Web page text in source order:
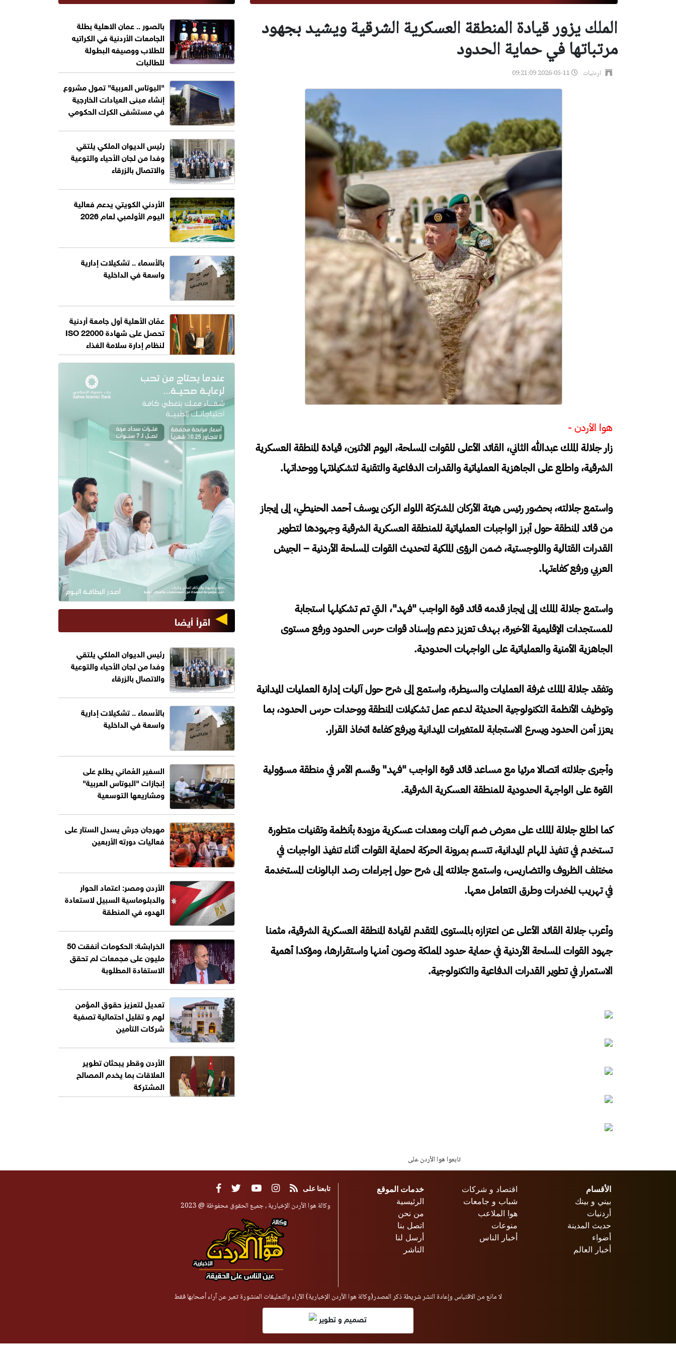
الملك يزور قيادة المنطقة العسكرية الشرقية ويشيد بجهود
مرتباتها في حماية الحدود
اردنيات 2026-05-11 09:21:09
هوا الأردن -
زار جلالة الملك عبدﷲ الثاني، القائد الأعلى للقوات المسلحة، اليوم الاثنين، قيادة المنطقة العسكرية
الشرقية، واطلع على الجاهزية العملياتية والقدرات الدفاعية والتقنية لتشكيلاتها ووحداتها.
واستمع جلالته، بحضور رئيس هيئة الأركان المشتركة اللواء الركن يوسف أحمد الحنيطي، إلى إيجاز
من قائد المنطقة حول أبرز الواجبات العملياتية للمنطقة العسكرية الشرقية وجهودها لتطوير
القدرات القتالية واللوجستية، ضمن الرؤى الملكية لتحديث القوات المسلحة الأردنية – الجيش
العربي ورفع كفاءتها.
واستمع جلالة الملك إلى إيجاز قدمه قائد قوة الواجب "فهد"، التي تم تشكيلها استجابة
للمستجدات الإقليمية الأخيرة، بهدف تعزيز دعم وإسناد قوات حرس الحدود ورفع مستوى
الجاهزية الأمنية والعملياتية على الواجهات الحدودية.
وتفقد جلالة الملك غرفة العمليات والسيطرة، واستمع إلى شرح حول آليات إدارة العمليات الميدانية
وتوظيف الأنظمة التكنولوجية الحديثة لدعم عمل تشكيلات المنطقة ووحدات حرس الحدود، بما
يعزز أمن الحدود ويسرع الاستجابة للمتغيرات الميدانية ويرفع كفاءة اتخاذ القرار.
وأجرى جلالته اتصالا مرئيا مع مساعد قائد قوة الواجب "فهد" وقسم الأمر في منطقة مسؤولية
القوة على الواجهة الحدودية للمنطقة العسكرية الشرقية.
كما اطلع جلالة الملك على معرض ضم آليات ومعدات عسكرية مزودة بأنظمة وتقنيات متطورة
تستخدم في تنفيذ المهام الميدانية، تتسم بمرونة الحركة لحماية القوات أثناء تنفيذ الواجبات في
مختلف الظروف والتضاريس، واستمع جلالته إلى شرح حول إجراءات رصد البالونات المستخدمة
في تهريب المخدرات وطرق التعامل معها.
وأعرب جلالة القائد الأعلى عن اعتزازه بالمستوى المتقدم لقيادة المنطقة العسكرية الشرقية، مثمنا
جهود القوات المسلحة الأردنية في حماية حدود المملكة وصون أمنها واستقرارها، ومؤكدا أهمية
الاستمرار في تطوير القدرات الدفاعية والتكنولوجية.
تابعوا هوا الأردن على
بالصور .. عمان الاهلية بطلة
الجامعات الأردنية في الكراتيه
للطلاب ووصيفه البطولة
للطالبات
"البوتاس العربية" تمول مشروع
إنشاء مبنى العيادات الخارجية
في مستشفى الكرك الحكومي
رئيس الديوان الملكي يلتقي
وفدا من لجان الأحياء والتوعية
والاتصال بالزرقاء
الأردني الكويتي يدعم فعالية
اليوم الأولمبي لعام 2026
بالأسماء .. تشكيلات إدارية
واسعة في الداخلية
عمّان الأهلية أول جامعة أردنية
تحصل على شهادة ISO 22000
لنظام إدارة سلامة الغذاء
اقرأ أيضا
رئيس الديوان الملكي يلتقي
وفدا من لجان الأحياء والتوعية
والاتصال بالزرقاء
بالأسماء .. تشكيلات إدارية
واسعة في الداخلية
السفير العُماني يطلع على
إنجازات "البوتاس العربية"
ومشاريعها التوسعية
مهرجان جرش يسدل الستار على
فعاليات دورته الأربعين
الأردن ومصر: اعتماد الحوار
والدبلوماسية السبيل لاستعادة
الهدوء في المنطقة
الخرابشة: الحكومات أنفقت 50
مليون على مجمعات لم تحقق
الاستفادة المطلوبة
تعديل لتعزيز حقوق المؤمن
لهم و تقليل احتمالية تصفية
شركات التأمين
الأردن وقطر يبحثان تطوير
العلاقات بما يخدم المصالح
المشتركة
الأقسام
بيني و بينك
أردنيات
حديث المدينة
أضواء
أخبار العالم
اقتصاد و شركات
شباب و جامعات
هوا الملاعب
منوعات
أخبار الناس
خدمات الموقع
الرئيسية
من نحن
اتصل بنا
أرسل لنا
الناشر
تابعنا على
وكالة هوا الأردن الإخبارية ، جميع الحقوق محفوظة @ 2023
لا مانع من الاقتباس وإعادة النشر شريطة ذكر المصدر(وكالة هوا الأردن الإخبارية) الآراء والتعليقات المنشورة تعبر عن آراء أصحابها فقط
تصميم و تطوير